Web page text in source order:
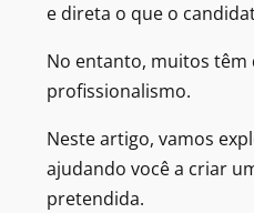
e direta o que o
No entanto, muitos
profissionalismo.
Neste artigo, vamos
ajudando você a criar
pretendida.